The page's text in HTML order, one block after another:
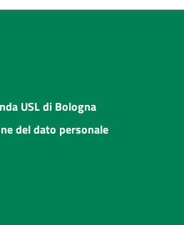
USL di Bologna
del dato personale